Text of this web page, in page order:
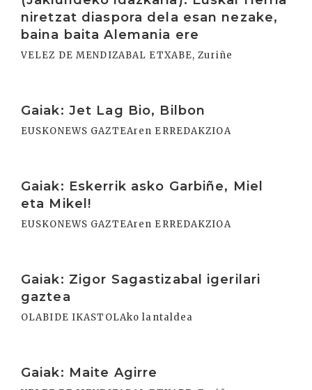
niretzat diaspora dela esan nezake,
baina baita Alemania ere
VELEZ DE MENDIZABAL ETXABE, Zuriñe
Gaiak: Jet Lag Bio, Bilbon
EUSKONEWS GAZTEAren ERREDAKZIOA
Gaiak: Eskerrik asko Garbiñe, Miel
eta Mikel!
EUSKONEWS GAZTEAren ERREDAKZIOA
Gaiak: Zigor Sagastizabal igerilari
gaztea
OLABIDE IKASTOLAko lantaldea
Gaiak: Maite Agirre